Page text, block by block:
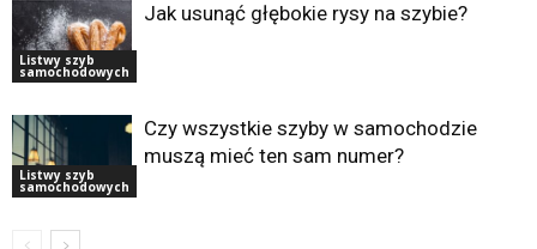
Listwy szyb
samochodowych
Jak usunąć głębokie rysy na szybie?
Listwy szyb
samochodowych
Czy wszystkie szyby w samochodzie
muszą mieć ten sam numer?